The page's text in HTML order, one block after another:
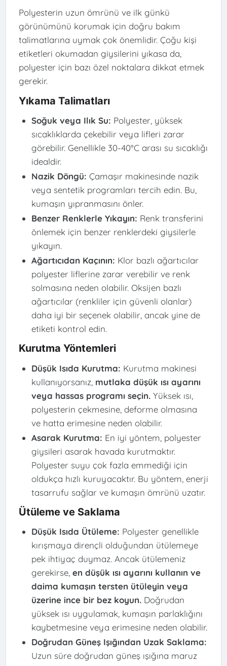
Polyesterin uzun ömrünü ve ilk günkü
görünümünü korumak için doğru bakım
talimatlarına uymak çok önemlidir. Çoğu kişi
etiketleri okumadan giysilerini yıkasa da,
polyester için bazı özel noktalara dikkat etmek
gerekir.
Yıkama Talimatları
Soğuk veya Ilık Su: Polyester, yüksek
sıcaklıklarda çekebilir veya lifleri zarar
görebilir. Genellikle 30-40°C arası su sıcaklığı
idealdir.
Nazik Döngü: Çamaşır makinesinde nazik
veya sentetik programları tercih edin. Bu,
kumaşın yıpranmasını önler.
Benzer Renklerle Yıkayın: Renk transferini
önlemek için benzer renklerdeki giysilerle
yıkayın.
Ağartıcıdan Kaçının: Klor bazlı ağartıcılar
polyester liflerine zarar verebilir ve renk
solmasına neden olabilir. Oksijen bazlı
ağartıcılar (renkliler için güvenli olanlar)
daha iyi bir seçenek olabilir, ancak yine de
etiketi kontrol edin.
Kurutma Yöntemleri
Düşük Isıda Kurutma: Kurutma makinesi
kullanıyorsanız, mutlaka düşük ısı ayarını
veya hassas programı seçin.Yüksek ısı,
polyesterin çekmesine, deforme olmasına
ve hatta erimesine neden olabilir.
Asarak Kurutma: En iyi yöntem, polyester
giysileri asarak havada kurutmaktır.
Polyester suyu çok fazla emmediği için
oldukça hızlı kuruyacaktır. Bu yöntem, enerji
tasarrufu sağlar ve kumaşın ömrünü uzatır.
Ütüleme ve Saklama
Düşük Isıda Ütüleme: Polyester genellikle
kırışmaya dirençli olduğundan ütülemeye
pek ihtiyaç duymaz. Ancak ütülemeniz
gerekirse, en düşük ısı ayarını kullanın ve
daima kumaşın tersten ütüleyin veya
üzerine ince bir bez koyun.Doğrudan
yüksek ısı uygulamak, kumaşın parlaklığını
kaybetmesine veya erimesine neden olabilir.
Doğrudan Güneş Işığından Uzak Saklama:
Uzun süre doğrudan güneş ışığına maruz